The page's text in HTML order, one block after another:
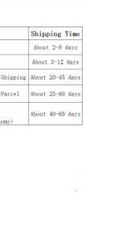
ضبط الجودة
اتصل بنا
جميع القضايا